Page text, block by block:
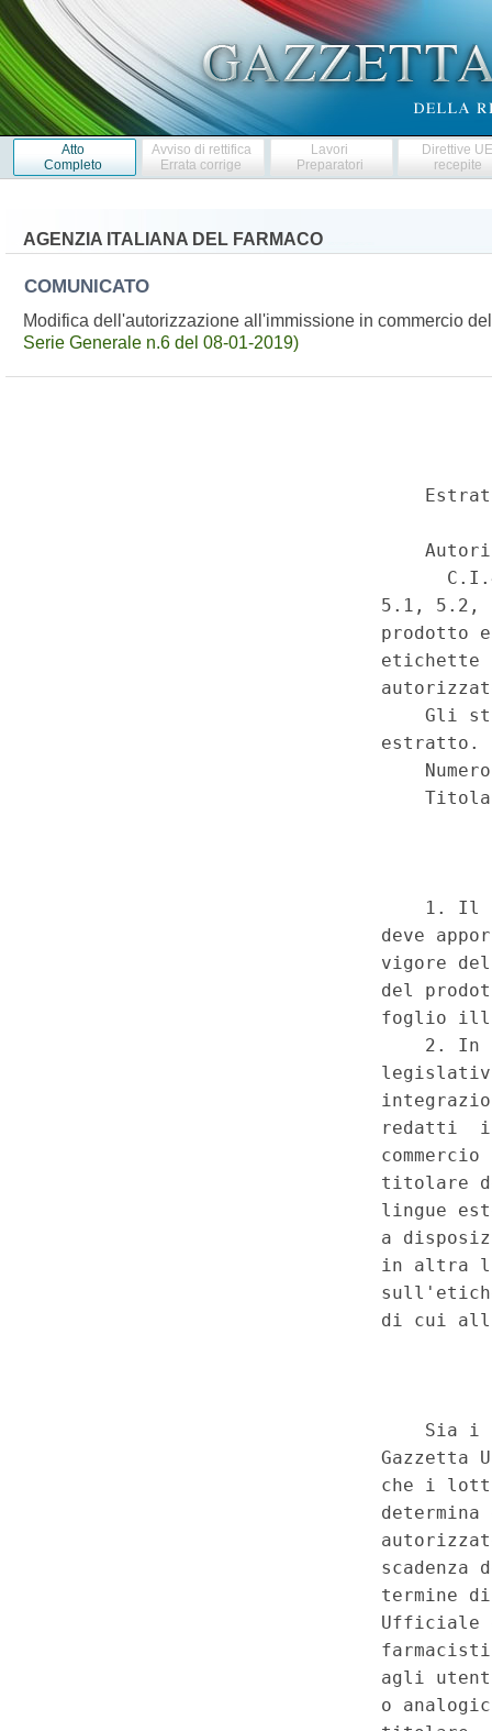
Atto
Completo
Avviso di rettifica
Errata corrige
Lavori
Preparatori
Direttive
recepite
AGENZIA ITALIANA DEL FARMACO
COMUNICATO
Modifica dell'autorizzazione all'immissione in commercio
Serie Generale n.6 del 08-01-2019)